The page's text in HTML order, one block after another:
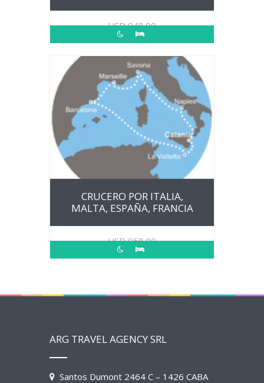
USD948.00
CRUCERO POR ITALIA,
MALTA, ESPAÑA, FRANCIA
USD958.00
ARG TRAVEL AGENCY SRL
Santos Dumont 2464 C – 1426 CABA